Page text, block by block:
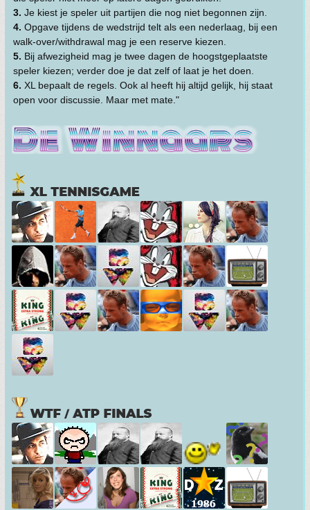
3. Je kiest je speler uit partijen die nog niet begonnen zijn.
4. Opgave tijdens de wedstrijd telt als een nederlaag, bij een
walk-over/withdrawal mag je een reserve kiezen.
5. Bij afwezigheid mag je twee dagen de hoogstgeplaatste
speler kiezen; verder doe je dat zelf of laat je het doen.
6. XL bepaalt de regels. Ook al heeft hij altijd gelijk, hij staat
open voor discussie. Maar met mate."